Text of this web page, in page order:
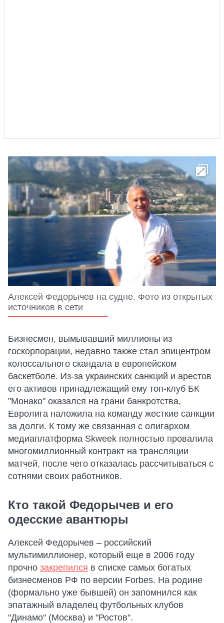
Алексей Федорычев на судне. Фото из открытых
источников в сети
Бизнесмен, вымывавший миллионы из
госкорпорации, недавно также стал эпицентром
колоссального скандала в европейском
баскетболе. Из-за украинских санкций и арестов
его активов принадлежащий ему топ-клуб БК
"Монако" оказался на грани банкротства,
Евролига наложила на команду жесткие санкции
за долги. К тому же связанная с олигархом
медиаплатформа Skweek полностью провалила
многомиллионный контракт на трансляции
матчей, после чего отказалась рассчитываться с
сотнями своих работников.
Кто такой Федорычев и его
одесские авантюры
Алексей Федорычев – российский
мультимиллионер, который еще в 2006 году
прочно закрепился в списке самых богатых
бизнесменов РФ по версии Forbes. На родине
(формально уже бывшей) он запомнился как
эпатажный владелец футбольных клубов
"Динамо" (Москва) и "Ростов".